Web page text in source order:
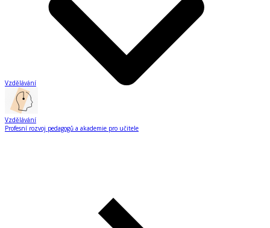
Vzdělávání
Vzdělávání
Profesní rozvoj pedagogů a akademie pro učitele